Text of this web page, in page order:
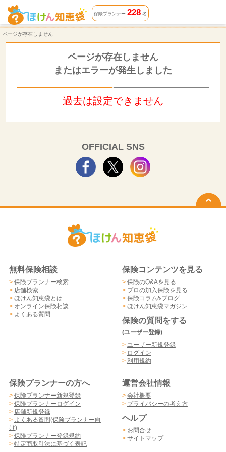
ページが存在しません | ほけん知恵袋
保険プランナー 228名
ページが存在しません
ページが存在しません
またはエラーが発生しました
過去は設定できません
OFFICIAL SNS
無料保険相談
> 保険プランナー検索
> 店舗検索
> ほけん知恵袋とは
> オンライン保険相談
> よくある質問
保険コンテンツを見る
> 保険のQ&Aを見る
> プロの加入保険を見る
> 保険コラム&ブログ
> ほけん知恵袋マガジン
保険の質問をする
(ユーザー登録)
> ユーザー新規登録
> ログイン
> 利用規約
保険プランナーの方へ
> 保険プランナー新規登録
> 保険プランナーログイン
> 店舗新規登録
> よくある質問(保険プランナー向
け)
> 保険プランナー登録規約
> 特定商取引法に基づく表記
運営会社情報
> 会社概要
> プライバシーの考え方
ヘルプ
> お問合せ
> サイトマップ